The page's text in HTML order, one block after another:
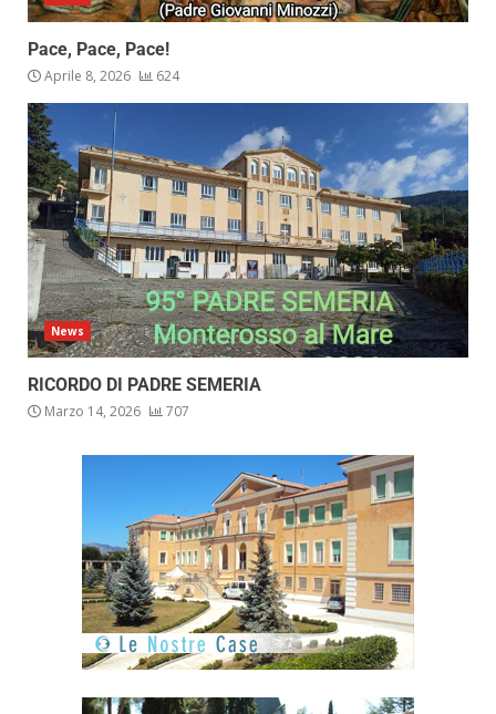
Pace, Pace, Pace!
Aprile 8, 2026 624
News
RICORDO DI PADRE SEMERIA
Marzo 14, 2026 707